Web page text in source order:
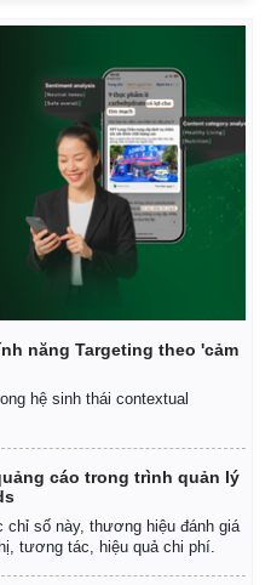
năng Targeting theo 'cảm
hệ sinh thái contextual
cáo trong trình quản lý
chỉ số này, thương hiệu đánh giá
tương tác, hiệu quả chi phí.